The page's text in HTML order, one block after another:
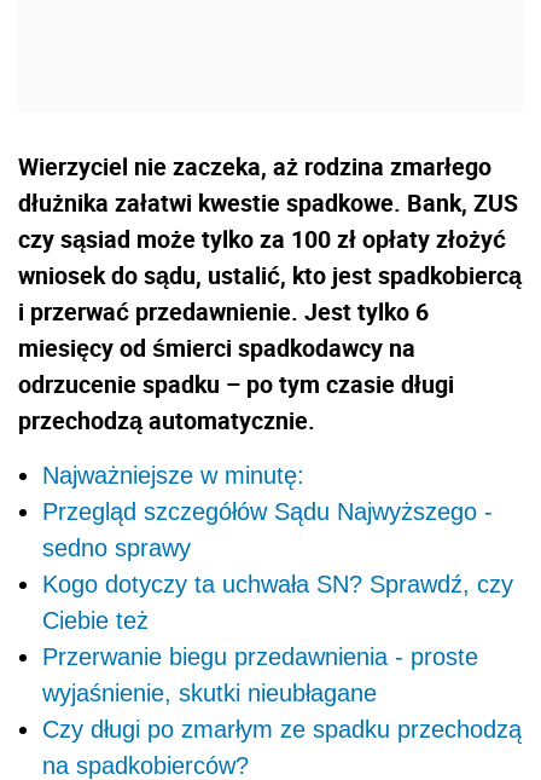
Wierzyciel nie zaczeka, aż rodzina zmarłego
dłużnika załatwi kwestie spadkowe. Bank, ZUS
czy sąsiad może tylko za 100 zł opłaty złożyć
wniosek do sądu, ustalić, kto jest spadkobiercą
i przerwać przedawnienie. Jest tylko 6
miesięcy od śmierci spadkodawcy na
odrzucenie spadku – po tym czasie długi
przechodzą automatycznie.
Najważniejsze w minutę:
Przegląd szczegółów Sądu Najwyższego -
sedno sprawy
Kogo dotyczy ta uchwała SN? Sprawdź, czy
Ciebie też
Przerwanie biegu przedawnienia - proste
wyjaśnienie, skutki nieubłagane
Czy długi po zmarłym ze spadku przechodzą
na spadkobierców?